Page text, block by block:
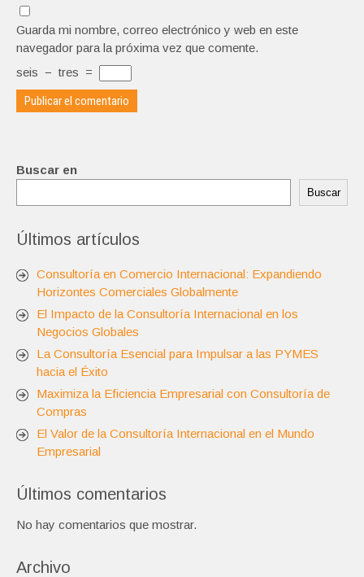
Guarda mi nombre, correo electrónico y web en este
navegador para la próxima vez que comente.
seis − tres =
Buscar en
Buscar
Últimos artículos
Consultoría en Comercio Internacional: Expandiendo
Horizontes Comerciales Globalmente
El Impacto de la Consultoría Internacional en los
Negocios Globales
La Consultoría Esencial para Impulsar a las PYMES
hacia el Éxito
Maximiza la Eficiencia Empresarial con Consultoría de
Compras
El Valor de la Consultoría Internacional en el Mundo
Empresarial
Últimos comentarios
No hay comentarios que mostrar.
Archivo